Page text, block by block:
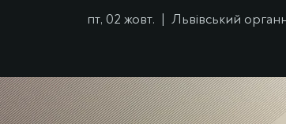
пт, 02 жовт.
  |
Львівський